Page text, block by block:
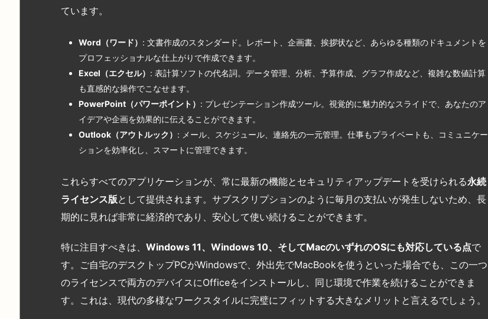
ています。
Word （ワード） : 文書作成のスタンダード。レポート、企画書、挨拶状など、あらゆる種類のドキュメントを
プロフェッショナルな仕上がりで作成できます。
Excel （エクセル） : 表計算ソフトの代名詞。データ管理、分析、予算作成、グラフ作成など、複雑な数値計算
も直感的な操作でこなせます。
PowerPoint （パワーポイント） : プレゼンテーション作成ツール。視覚的に魅力的なスライドで、あなたのア
イデアや企画を効果的に伝えることができます。
Outlook （アウトルック） : メール、スケジュール、連絡先の一元管理。仕事もプライベートも、コミュニケー
ションを効率化し、スマートに管理できます。
これらすべてのアプリケーションが、常に最新の機能とセキュリティアップデートを受けられる永続
ライセンス版として提供されます。サブスクリプションのように毎月の支払いが発生しないため、長
期的に見れば非常に経済的であり、安心して使い続けることができます。
特に注目すべきは、 Windows 11、Windows 10、そしてMacのいずれのOSにも対応している点で
す。ご自宅のデスクトップPCがWindowsで、外出先でMacBookを使うといった場合でも、この一つ
のライセンスで両方のデバイスにOfficeをインストールし、同じ環境で作業を続けることができま
す。これは、現代の多様なワークスタイルに完璧にフィットする大きなメリットと言えるでしょう。